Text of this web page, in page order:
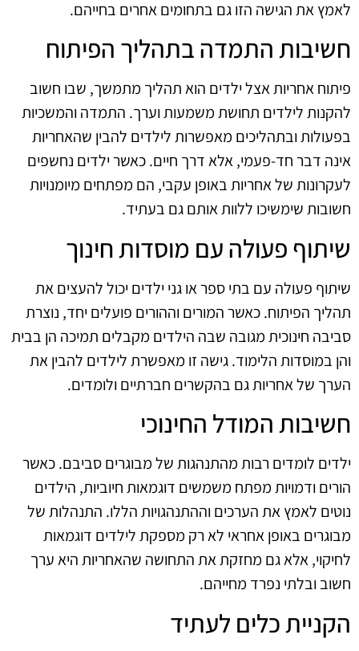
לאמץ את הגישה הזו גם בתחומים אחרים בחייהם.
חשיבות התמדה בתהליך הפיתוח
פיתוח אחריות אצל ילדים הוא תהליך מתמשך, שבו חשוב
להקנות לילדים תחושת משמעות וערך. התמדה והמשכיות
בפעולות ובתהליכים מאפשרות לילדים להבין שהאחריות
אינה דבר חד-פעמי, אלא דרך חיים. כאשר ילדים נחשפים
לעקרונות של אחריות באופן עקבי, הם מפתחים מיומנויות
חשובות שימשיכו ללוות אותם גם בעתיד.
שיתוף פעולה עם מוסדות חינוך
שיתוף פעולה עם בתי ספר או גני ילדים יכול להעצים את
תהליך הפיתוח. כאשר המורים וההורים פועלים יחד, נוצרת
סביבה חינוכית מגובה שבה הילדים מקבלים תמיכה הן בבית
והן במוסדות הלימוד. גישה זו מאפשרת לילדים להבין את
הערך של אחריות גם בהקשרים חברתיים ולומדים.
חשיבות המודל החינוכי
ילדים לומדים רבות מהתנהגות של מבוגרים סביבם. כאשר
הורים ודמויות מפתח משמשים דוגמאות חיוביות, הילדים
נוטים לאמץ את הערכים וההתנהגויות הללו. התנהלות של
מבוגרים באופן אחראי לא רק מספקת לילדים דוגמאות
לחיקוי, אלא גם מחזקת את התחושה שהאחריות היא ערך
חשוב ובלתי נפרד מחייהם.
הקניית כלים לעתיד